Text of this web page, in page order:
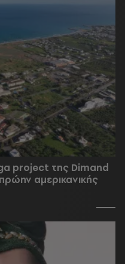
project της Dimand
αμερικανικής